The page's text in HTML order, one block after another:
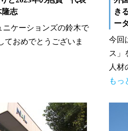
隆志
ニケーションズの鈴木で
ておめでとうございま
き
ー
今回
ス」
人材
もっ